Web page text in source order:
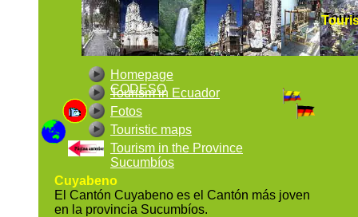
Cuyabeno
El Cantón Cuyabeno es el Cantón más joven
en la provincia Sucumbíos.
Homepage
CODESO
Tourism in Ecuador
Touristic maps
Fotos
Tourism in the Province
Sucumbíos